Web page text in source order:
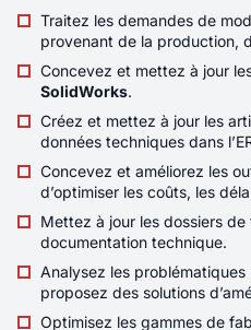
de A à Z : de la
opérations les plus
travaillerez en trinôme
assistant juridique, sur
fidèles ainsi que sur des
particulièrement
Développeur
d’expérience –
Localité
Traitez les demandes de
provenant de la production,
Concevez et mettez à jour
SolidWorks.
Créez et mettez à jour les
données techniques dans
Concevez et améliorez les
d’optimiser les coûts, les
Mettez à jour les dossiers
documentation technique.
Analysez les
proposez des solutions
Optimisez les gammes de